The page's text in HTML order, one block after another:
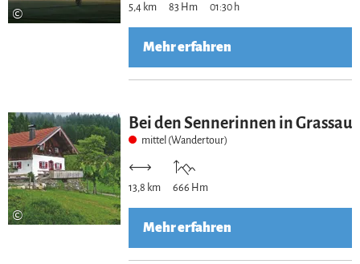
© 5,4 km 83 Hm 01:30 h
Mehr erfahren
©
Bei den Sennerinnen in Grassau
mittel (Wandertour)
13,8 km 666 Hm
Mehr erfahren